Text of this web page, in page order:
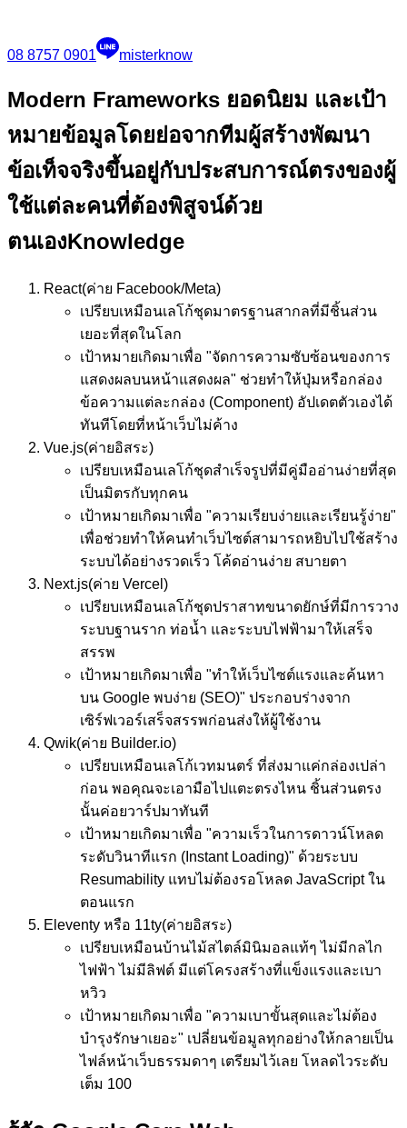
08 8757 0901 misterknow
Modern Frameworks ยอดนิยม และเป้า
หมายข้อมูลโดยย่อจากทีมผู้สร้างพัฒนา
ข้อเท็จจริงขึ้นอยู่กับประสบการณ์ตรงของผู้
ใช้แต่ละคนที่ต้องพิสูจน์ด้วย
ตนเองKnowledge
React(ค่าย Facebook/Meta)
เปรียบเหมือนเลโก้ชุดมาตรฐานสากลที่มีชิ้นส่วน
เยอะที่สุดในโลก
เป้าหมายเกิดมาเพื่อ "จัดการความซับซ้อนของการ
แสดงผลบนหน้าแสดงผล" ช่วยทำให้ปุ่มหรือกล่อง
ข้อความแต่ละกล่อง (Component) อัปเดตตัวเองได้
ทันทีโดยที่หน้าเว็บไม่ค้าง
Vue.js(ค่ายอิสระ)
เปรียบเหมือนเลโก้ชุดสำเร็จรูปที่มีคู่มืออ่านง่ายที่สุด
เป็นมิตรกับทุกคน
เป้าหมายเกิดมาเพื่อ "ความเรียบง่ายและเรียนรู้ง่าย"
เพื่อช่วยทำให้คนทำเว็บไซต์สามารถหยิบไปใช้สร้าง
ระบบได้อย่างรวดเร็ว โค้ดอ่านง่าย สบายตา
Next.js(ค่าย Vercel)
เปรียบเหมือนเลโก้ชุดปราสาทขนาดยักษ์ที่มีการวาง
ระบบฐานราก ท่อน้ำ และระบบไฟฟ้ามาให้เสร็จ
สรรพ
เป้าหมายเกิดมาเพื่อ "ทำให้เว็บไซต์แรงและค้นหา
บน Google พบง่าย (SEO)" ประกอบร่างจาก
เซิร์ฟเวอร์เสร็จสรรพก่อนส่งให้ผู้ใช้งาน
Qwik(ค่าย Builder.io)
เปรียบเหมือนเลโก้เวทมนตร์ ที่ส่งมาแค่กล่องเปล่า
ก่อน พอคุณจะเอามือไปแตะตรงไหน ชิ้นส่วนตรง
นั้นค่อยวาร์ปมาทันที
เป้าหมายเกิดมาเพื่อ "ความเร็วในการดาวน์โหลด
ระดับวินาทีแรก (Instant Loading)" ด้วยระบบ
Resumability แทบไม่ต้องรอโหลด JavaScript ใน
ตอนแรก
Eleventy หรือ 11ty(ค่ายอิสระ)
เปรียบเหมือนบ้านไม้สไตล์มินิมอลแท้ๆ ไม่มีกลไก
ไฟฟ้า ไม่มีลิฟต์ มีแต่โครงสร้างที่แข็งแรงและเบา
หวิว
เป้าหมายเกิดมาเพื่อ "ความเบาขั้นสุดและไม่ต้อง
บำรุงรักษาเยอะ" เปลี่ยนข้อมูลทุกอย่างให้กลายเป็น
ไฟล์หน้าเว็บธรรมดาๆ เตรียมไว้เลย โหลดไวระดับ
เต็ม 100